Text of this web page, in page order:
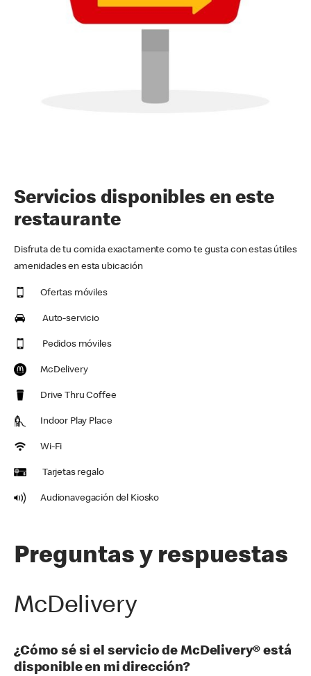
Servicios disponibles en este
restaurante
Disfruta de tu comida exactamente como te gusta con estas útiles
amenidades en esta ubicación
Ofertas móviles
Auto-servicio
Pedidos móviles
McDelivery
Drive Thru Coffee
Indoor Play Place
Wi-Fi
Tarjetas regalo
Audionavegación del Kiosko
Preguntas y respuestas
McDelivery
¿Cómo sé si el servicio de McDelivery® está
disponible en mi dirección?